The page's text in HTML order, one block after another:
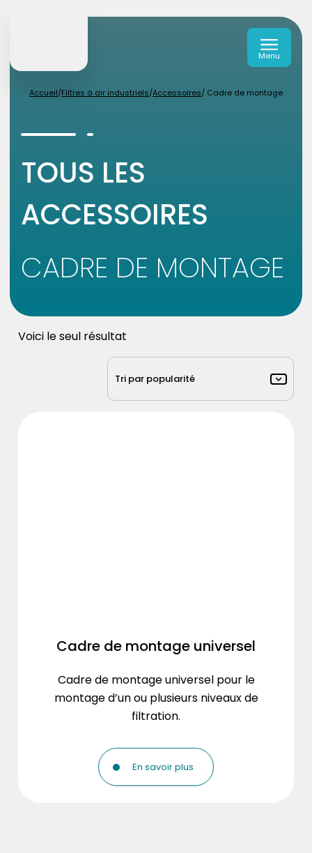
Menu
Accueil/Filtres à air industriels/Accessoires/ Cadre de montage
TOUS LES
ACCESSOIRES
CADRE DE MONTAGE
Voici le seul résultat
Cadre de montage universel
Cadre de montage universel pour le
montage d’un ou plusieurs niveaux de
filtration.
En savoir plus